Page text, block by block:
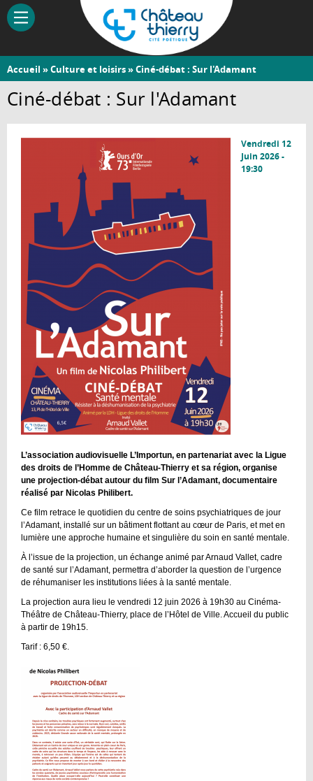
Aller
contenu
Château-
Thierry
Vous
êtes
ici
Accueil »Culture et loisirs» Ciné-débat : Sur l'Adamant
Ciné-débat : Sur l'Adamant
Vendredi 12
Juin 2026 -
19:30
L’association audiovisuelle L’Importun, en partenariat avec la Ligue
des droits de l’Homme de Château-Thierry et sa région, organise
une projection-débat autour du film Sur l’Adamant, documentaire
réalisé par Nicolas Philibert.
Ce film retrace le quotidien du centre de soins psychiatriques de jour
l’Adamant, installé sur un bâtiment flottant au cœur de Paris, et met en
lumière une approche humaine et singulière du soin en santé mentale.
À l’issue de la projection, un échange animé par Arnaud Vallet, cadre
de santé sur l’Adamant, permettra d’aborder la question de l’urgence
de réhumaniser les institutions liées à la santé mentale.
La projection aura lieu le vendredi 12 juin 2026 à 19h30 au Cinéma-
Théâtre de Château-Thierry, place de l’Hôtel de Ville. Accueil du public
à partir de 19h15.
Tarif : 6,50 €.